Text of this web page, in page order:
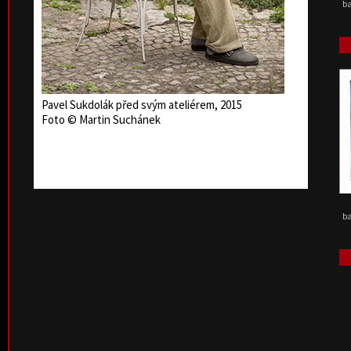
Pavel Sukdolák před svým ateliérem, 2015
Foto © Martin Suchánek